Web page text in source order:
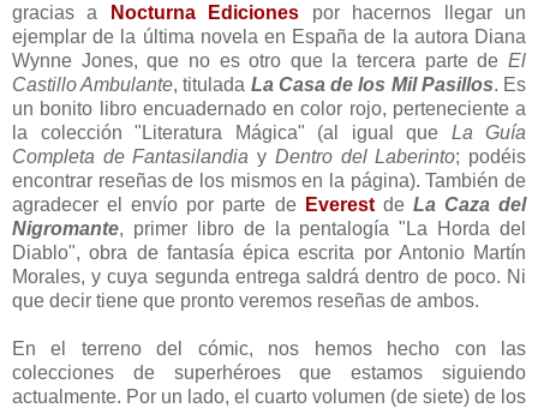
gracias a
Nocturna Ediciones por hacernos llegar un
ejemplar de la última novela en España de la autora Diana
Wynne Jones, que no es otro que la tercera parte de El
Castillo Ambulante, titulada La Casa de los Mil Pasillos. Es
un bonito libro encuadernado en color rojo, perteneciente a
la colección "Literatura Mágica" (al igual que La Guía
Completa de Fantasilandia y Dentro del Laberinto; podéis
encontrar reseñas de los mismos en la página). También de
agradecer el envío por parte de Everestde La Caza del
Nigromante, primer libro de la pentalogía "La Horda del
Diablo", obra de fantasía épica escrita por Antonio Martín
Morales, y cuya segunda entrega saldrá dentro de poco. Ni
que decir tiene que pronto veremos reseñas de ambos.
En el terreno del cómic, nos hemos hecho con las
colecciones de superhéroes que estamos siguiendo
actualmente. Por un lado, el cuarto volumen (de siete) de los